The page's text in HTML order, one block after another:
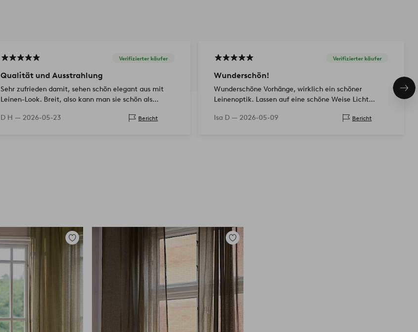
Verifizierter käufer
Qualität und Ausstrahlung
Sehr zufrieden damit, sehen schön elegant aus mit
Leinen-Look. Breit, also kann man sie schön als
Bild überein.
D H — 2026-05-23 Bericht
Verifizierter käufer
Wunderschön!
Wunderschöne Vorhänge, wirklich ein schöner
Leinenoptik. Lassen auf eine schöne Weise Licht
Verpackung kommt, was ich wirklich als einen Pl…
Isa D — 2026-05-09 Bericht
Zu
Favoriten
hinzufügen
Zu
Favoriten
hinzufügen